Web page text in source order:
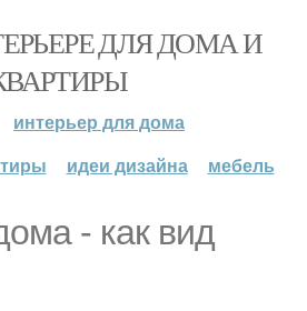
ДЛЯ ДОМА И
интерьер для дома
идеи дизайна мебель
- как вид